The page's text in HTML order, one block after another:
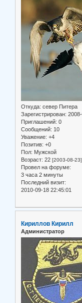
Откуда: север Питера
Зарегистрирован:
Приглашений: 0
Сообщений: 10
Уважение: +4
Позитив: +0
Пол: Мужской
Возраст: 22 [2003-08-23]
Провел на форуме:
3 часа 2 минуты
Последний визит:
2010-09-18 22:45:01
Кириллов Кирилл
Администратор